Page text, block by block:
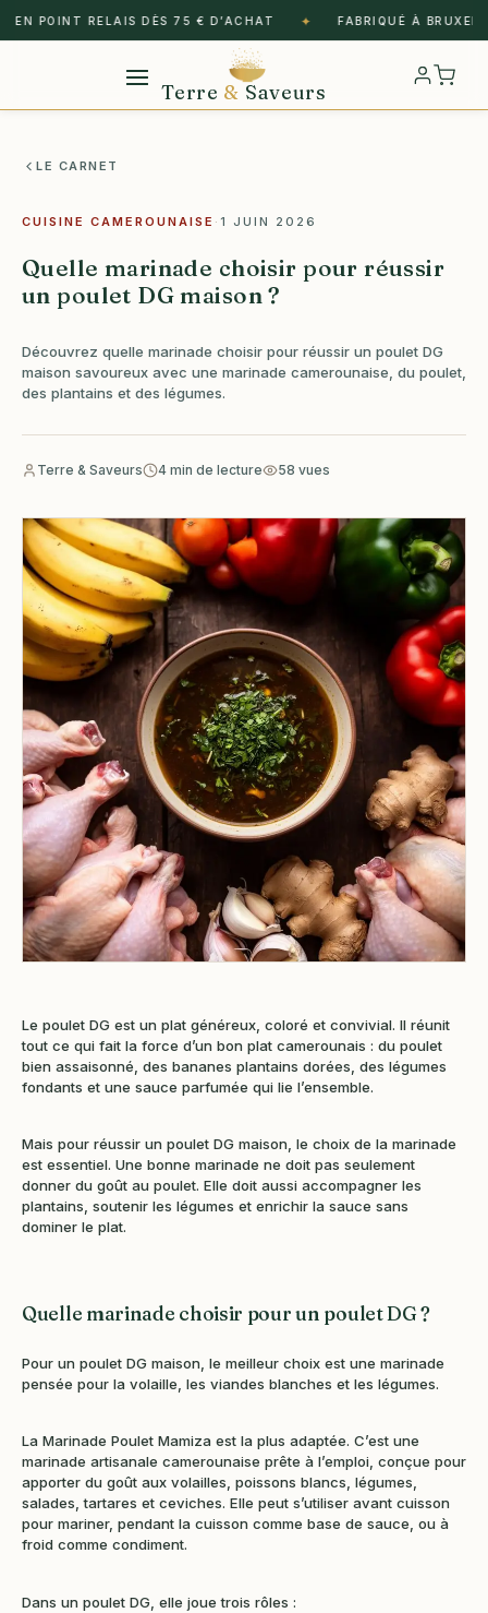
POINT RELAIS DÈS 75 € D’ACHAT FABRIQUÉ À
Terre & Saveurs
LE CARNET
CUISINE CAMEROUNAISE · 1 JUIN 2026
Quelle marinade choisir pour réussir
un poulet DG maison ?
Découvrez quelle marinade choisir pour réussir un poulet DG
maison savoureux avec une marinade camerounaise, du poulet,
des plantains et des légumes.
Terre & Saveurs 4 min de lecture 58 vues
Le poulet DG est un plat généreux, coloré et convivial. Il réunit
tout ce qui fait la force d’un bon plat camerounais : du poulet
bien assaisonné, des bananes plantains dorées, des légumes
fondants et une sauce parfumée qui lie l’ensemble.
Mais pour réussir un poulet DG maison, le choix de la marinade
est essentiel. Une bonne marinade ne doit pas seulement
donner du goût au poulet. Elle doit aussi accompagner les
plantains, soutenir les légumes et enrichir la sauce sans
dominer le plat.
Quelle marinade choisir pour un poulet DG ?
Pour un poulet DG maison, le meilleur choix est une marinade
pensée pour la volaille, les viandes blanches et les légumes.
La Marinade Poulet Mamiza est la plus adaptée. C’est une
marinade artisanale camerounaise prête à l’emploi, conçue pour
apporter du goût aux volailles, poissons blancs, légumes,
salades, tartares et ceviches. Elle peut s’utiliser avant cuisson
pour mariner, pendant la cuisson comme base de sauce, ou à
froid comme condiment.
Dans un poulet DG, elle joue trois rôles :